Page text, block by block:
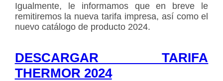
Igualmente, le informamos que en breve le
remitiremos la nueva tarifa impresa, así como el
nuevo catálogo de producto 2024.
DESCARGAR TARIFA
THERMOR 2024